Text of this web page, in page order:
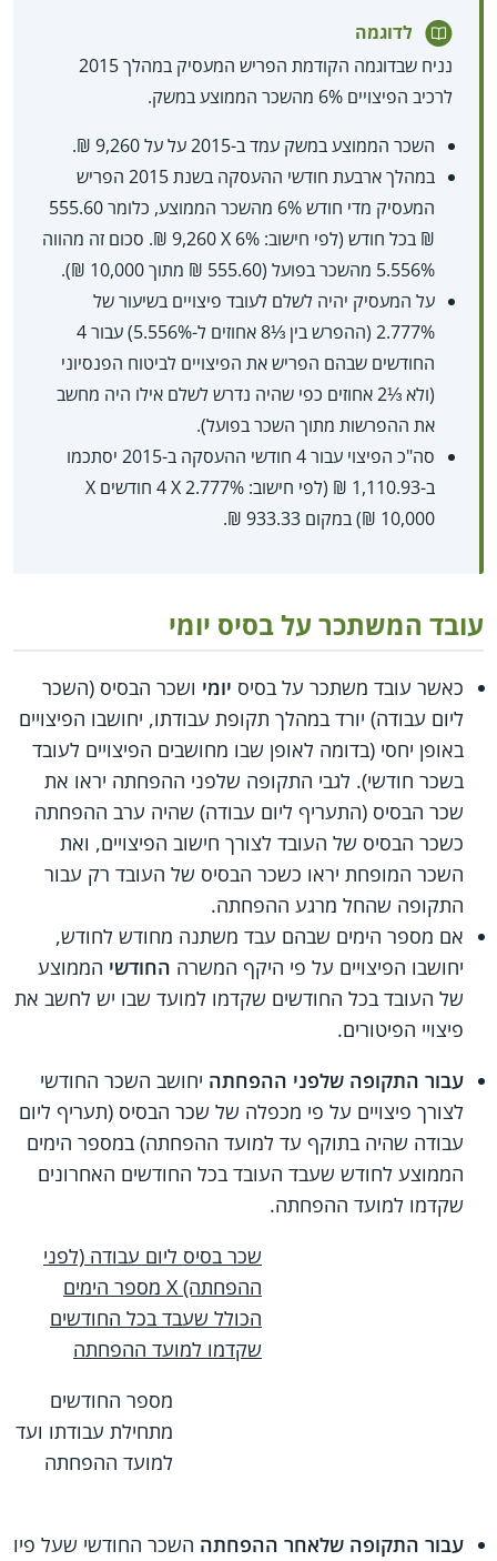
לדוגמה
נניח שבדוגמה הקודמת הפריש המעסיק במהלך 2015
לרכיב הפיצויים 6% מהשכר הממוצע במשק.
השכר הממוצע במשק עמד ב-2015 על על 9,260 ₪.
במהלך ארבעת חודשי ההעסקה בשנת 2015 הפריש
המעסיק מדי חודש 6% מהשכר הממוצע, כלומר 555.60
₪ בכל חודש (לפי חישוב: 6% X‏ 9,260 ₪. סכום זה מהווה
5.556% מהשכר בפועל (555.60 ₪ מתוך 10,000 ₪).
על המעסיק יהיה לשלם לעובד פיצויים בשיעור של
2.777% (ההפרש בין ⅓8 אחוזים ל-5.556%) עבור 4
החודשים שבהם הפריש את הפיצויים לביטוח הפנסיוני
(ולא ⅓2 אחוזים כפי שהיה נדרש לשלם אילו היה מחשב
את ההפרשות מתוך השכר בפועל).
סה"כ הפיצוי עבור 4 חודשי ההעסקה ב-2015 יסתכמו
10,000 ₪) במקום 933.33 ₪.
עובד המשתכר על בסיס יומי
כאשר עובד משתכר על בסיס יומי ושכר הבסיס (השכר
ליום עבודה) יורד במהלך תקופת עבודתו, יחושבו הפיצויים
באופן יחסי (בדומה לאופן שבו מחושבים הפיצויים לעובד
בשכר חודשי). לגבי התקופה שלפני ההפחתה יראו את
שכר הבסיס (התעריף ליום עבודה) שהיה ערב ההפחתה
כשכר הבסיס של העובד לצורך חישוב הפיצויים, ואת
השכר המופחת יראו כשכר הבסיס של העובד רק עבור
התקופה שהחל מרגע ההפחתה.
אם מספר הימים שבהם עבד משתנה מחודש לחודש,
יחושבו הפיצויים על פי היקף המשרה החודשי הממוצע
של העובד בכל החודשים שקדמו למועד שבו יש לחשב את
פיצויי הפיטורים.
עבור התקופה שלפני ההפחתה יחושב השכר החודשי
לצורך פיצויים על פי מכפלה של שכר הבסיס (תעריף ליום
עבודה שהיה בתוקף עד למועד ההפחתה) במספר הימים
הממוצע לחודש שעבד העובד בכל החודשים האחרונים
שקדמו למועד ההפחתה.
שכר בסיס ליום עבודה (לפני
ההפחתה) X‏ מספר הימים
הכולל שעבד בכל החודשים
שקדמו למועד ההפחתה
מספר החודשים
מתחילת עבודתו ועד
למועד ההפחתה
עבור התקופה שלאחר ההפחתה השכר החודשי שעל פיו